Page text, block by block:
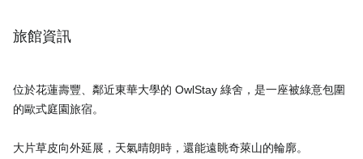
旅館資訊
位於花蓮壽豐、鄰近東華大學的 OwlStay 綠舍，是一座被綠意包圍
的歐式庭園旅宿。
大片草皮向外延展，天氣晴朗時，還能遠眺奇萊山的輪廓。